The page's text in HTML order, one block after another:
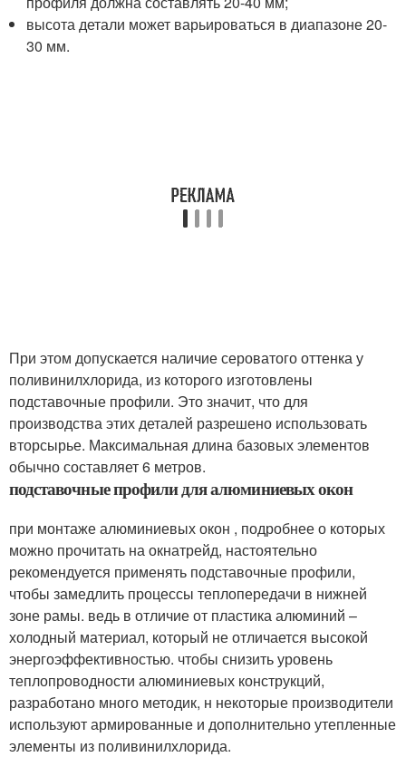
высота детали может варьироваться в диапазоне 20-
30 мм.
При этом допускается наличие сероватого оттенка у
поливинилхлорида, из которого изготовлены
подставочные профили. Это значит, что для
производства этих деталей разрешено использовать
вторсырье. Максимальная длина базовых элементов
обычно составляет 6 метров.
подставочные профили для алюминиевых окон
при монтаже алюминиевых окон , подробнее о которых
можно прочитать на окнатрейд, настоятельно
рекомендуется применять подставочные профили,
чтобы замедлить процессы теплопередачи в нижней
зоне рамы. ведь в отличие от пластика алюминий –
холодный материал, который не отличается высокой
энергоэффективностью. чтобы снизить уровень
теплопроводности алюминиевых конструкций,
разработано много методик, н некоторые производители
используют армированные и дополнительно утепленные
элементы из поливинилхлорида.